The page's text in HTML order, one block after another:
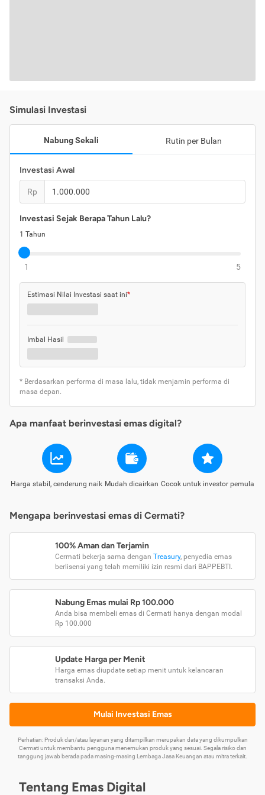
Simulasi Investasi
Nabung Sekali Rutin per Bulan
Investasi Awal
Rp
Investasi Sejak Berapa Tahun Lalu?
1 Tahun
1 5
Estimasi Nilai Investasi saat ini*
Imbal Hasil
* Berdasarkan performa di masa lalu, tidak menjamin performa di
masa depan.
Apa manfaat berinvestasi emas digital?
Harga stabil, cenderung naik Mudah dicairkan Cocok untuk investor pemula
Mengapa berinvestasi emas di Cermati?
100% Aman dan Terjamin
Cermati bekerja sama dengan Treasury, penyedia emas
berlisensi yang telah memiliki izin resmi dari BAPPEBTI.
Nabung Emas mulai Rp 100.000
Anda bisa membeli emas di Cermati hanya dengan modal
Rp 100.000
Update Harga per Menit
Harga emas diupdate setiap menit untuk kelancaran
transaksi Anda.
Mulai Investasi Emas
Perhatian: Produk dan/atau layanan yang ditampilkan merupakan data yang dikumpulkan
Cermati untuk membantu pengguna menemukan produk yang sesuai. Segala risiko dan
tanggung jawab berada pada masing-masing Lembaga Jasa Keuangan atau mitra terkait.
Tentang Emas Digital